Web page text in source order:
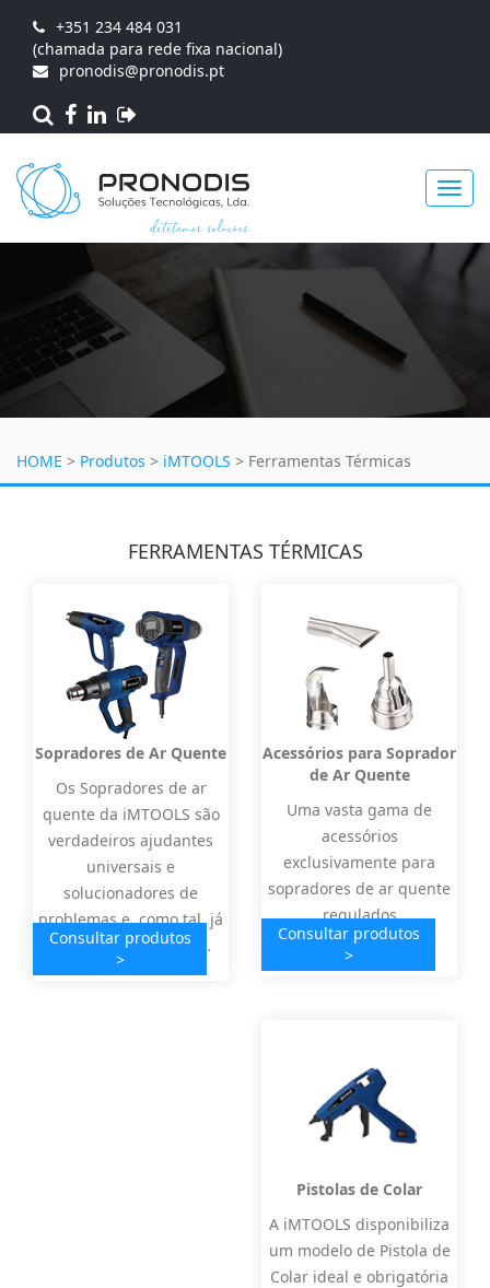
+351 234 484 031
(chamada para rede fixa nacional)
pronodis@pronodis.pt
HOME > Produtos > iMTOOLS > Ferramentas Térmicas
FERRAMENTAS TÉRMICAS
Sopradores de Ar Quente
Os Sopradores de ar
quente da iMTOOLS são
verdadeiros ajudantes
universais e
solucionadores de
problemas e, como tal, já
fazem parte do equi…
Consultar produtos
>
Acessórios para Soprador
de Ar Quente
Uma vasta gama de
acessórios
exclusivamente para
sopradores de ar quente
regulados
eletronicamente.
Consultar produtos
>
Pistolas de Colar
A iMTOOLS disponibiliza
um modelo de Pistola de
Colar ideal e obrigatória